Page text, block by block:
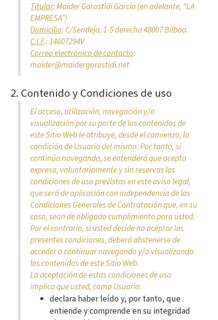
Titular: Maider Gorostidi García (en adelante, “LA
EMPRESA”)
Domicilio: C/Sendeja, 1-5 derecha 48007 Bilbao.
C.I.F.: 14607294V
Correo electrónico de contacto:
maider@maidergorostidi.net
2. Contenido y Condiciones de uso
El acceso, utilización, navegación y/o
visualización por su parte de los contenidos de
este Sitio Web le atribuye, desde el comienzo, la
condición de Usuario del mismo. Por tanto, si
continúa navegando, se entenderá que acepta
expresa, voluntariamente y sin reservas las
condiciones de uso previstas en este aviso legal,
que será de aplicación con independencia de las
Condiciones Generales de Contratación que, en su
caso, sean de obligado cumplimiento para usted.
Por el contrario, si usted decide no aceptar las
presentes condiciones, deberá abstenerse de
acceder o continuar navegando y/o visualizando
los contenidos de este Sitio Web.
La aceptación de estas condiciones de uso
implica que usted, como Usuario:
declara haber leído y, por tanto, que
entiende y comprende en su integridad